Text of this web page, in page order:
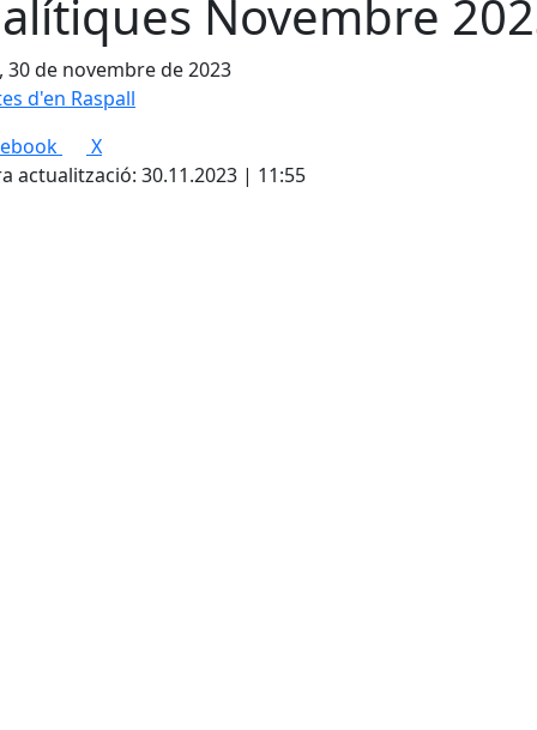
Novembre
30 de novembre de 2023
d'en Raspall
X
actualització: 30.11.2023 | 11:55